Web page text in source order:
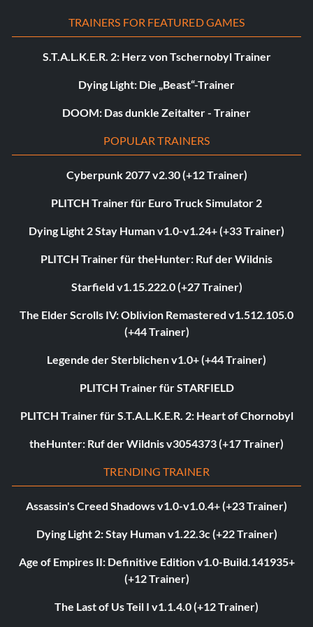
TRAINERS FOR FEATURED GAMES
S.T.A.L.K.E.R. 2: Herz von Tschernobyl Trainer
Dying Light: Die „Beast“-Trainer
DOOM: Das dunkle Zeitalter - Trainer
POPULAR TRAINERS
Cyberpunk 2077 v2.30 (+12 Trainer)
PLITCH Trainer für Euro Truck Simulator 2
Dying Light 2 Stay Human v1.0-v1.24+ (+33 Trainer)
PLITCH Trainer für theHunter: Ruf der Wildnis
Starfield v1.15.222.0 (+27 Trainer)
The Elder Scrolls IV: Oblivion Remastered v1.512.105.0
(+44 Trainer)
Legende der Sterblichen v1.0+ (+44 Trainer)
PLITCH Trainer für STARFIELD
PLITCH Trainer für S.T.A.L.K.E.R. 2: Heart of Chornobyl
theHunter: Ruf der Wildnis v3054373 (+17 Trainer)
TRENDING TRAINER
Assassin's Creed Shadows v1.0-v1.0.4+ (+23 Trainer)
Dying Light 2: Stay Human v1.22.3c (+22 Trainer)
Age of Empires II: Definitive Edition v1.0-Build.141935+
(+12 Trainer)
The Last of Us Teil I v1.1.4.0 (+12 Trainer)